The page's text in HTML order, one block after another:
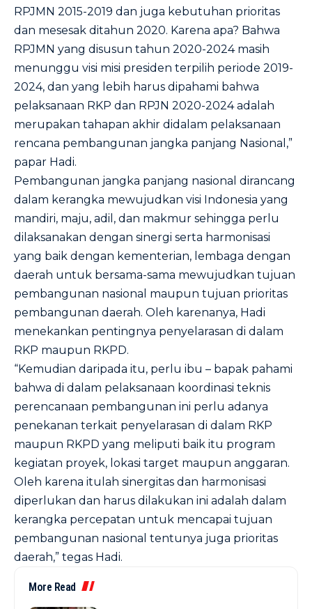
RPJMN 2015-2019 dan juga kebutuhan prioritas
dan mesesak ditahun 2020. Karena apa? Bahwa
RPJMN yang disusun tahun 2020-2024 masih
menunggu visi misi presiden terpilih periode 2019-
2024, dan yang lebih harus dipahami bahwa
pelaksanaan RKP dan RPJN 2020-2024 adalah
merupakan tahapan akhir didalam pelaksanaan
rencana pembangunan jangka panjang Nasional,”
papar Hadi.
Pembangunan jangka panjang nasional dirancang
dalam kerangka mewujudkan visi Indonesia yang
mandiri, maju, adil, dan makmur sehingga perlu
dilaksanakan dengan sinergi serta harmonisasi
yang baik dengan kementerian, lembaga dengan
daerah untuk bersama-sama mewujudkan tujuan
pembangunan nasional maupun tujuan prioritas
pembangunan daerah. Oleh karenanya, Hadi
menekankan pentingnya penyelarasan di dalam
RKP maupun RKPD.
“Kemudian daripada itu, perlu ibu – bapak pahami
bahwa di dalam pelaksanaan koordinasi teknis
perencanaan pembangunan ini perlu adanya
penekanan terkait penyelarasan di dalam RKP
maupun RKPD yang meliputi baik itu program
kegiatan proyek, lokasi target maupun anggaran.
Oleh karena itulah sinergitas dan harmonisasi
diperlukan dan harus dilakukan ini adalah dalam
kerangka percepatan untuk mencapai tujuan
pembangunan nasional tentunya juga prioritas
daerah,” tegas Hadi.
More Read